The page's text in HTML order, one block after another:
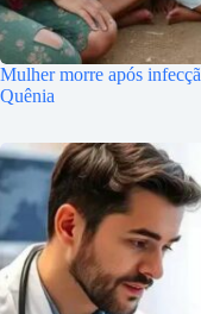
Mulher morre após
Quênia